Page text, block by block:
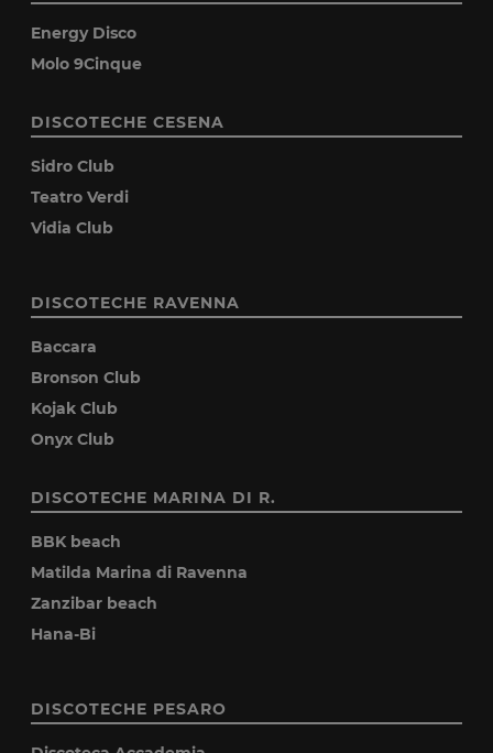
Energy Disco
Molo 9Cinque
DISCOTECHE CESENA
Sidro Club
Teatro Verdi
Vidia Club
DISCOTECHE RAVENNA
Baccara
Bronson Club
Kojak Club
Onyx Club
DISCOTECHE MARINA DI R.
BBK beach
Matilda Marina di Ravenna
Zanzibar beach
Hana-Bi
DISCOTECHE PESARO